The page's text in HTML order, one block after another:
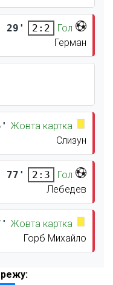
29' 2:2
Гол
Герман
Жовта картка
Слизун
77' 2:3
Гол
Лебедев
Жовта картка
Горб Михайло